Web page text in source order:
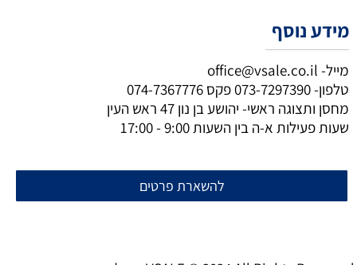
מידע נוסף
מייל- office@vsale.co.il
טלפון-073-7297390פקס 074-7367776
מחסן ותצוגה ראשי- יהושע בן נון 47 ראש העין
שעות פעילות א-ה בין השעות 9:00 - 17:00
להשארת פרטים